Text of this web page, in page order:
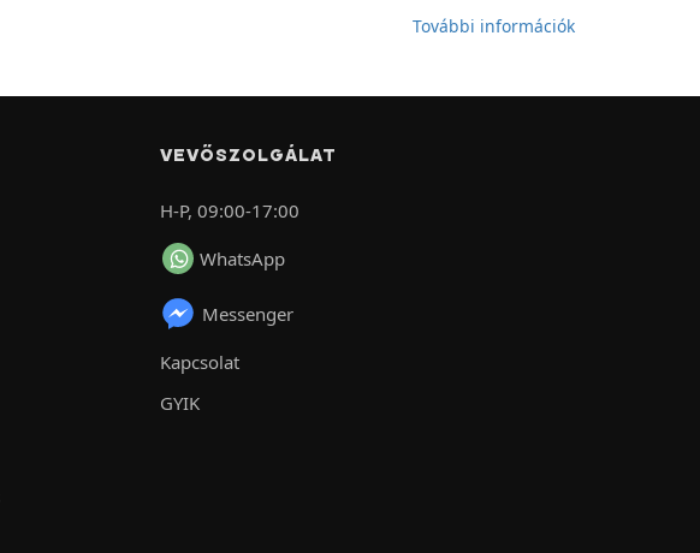
További információk
VEVŐSZOLGÁLAT
H-P, 09:00-17:00
WhatsApp
Messenger
Kapcsolat
GYIK